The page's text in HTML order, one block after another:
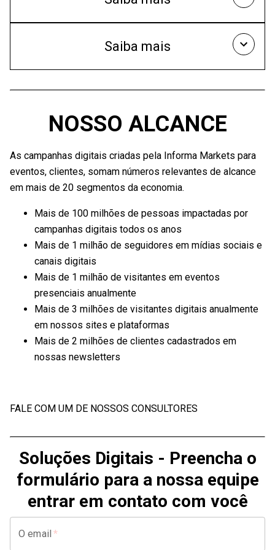
Além disso, com a campanha de banners eanúncios
bastante ampla, vamos garantir muita visibilidadepara os
FALE COM UM DE NOSSOS CONSULTORES
conhecer seuproduto, ou serviço.
FALE COM UM DE NOSSOS CONSULTORES
Saiba mais
seunegócio e unirmos nossashabilidades para atenderas
FALE COM UM DE NOSSOS CONSULTORES
NOSSO ALCANCE
As campanhas digitais criadas pela Informa Markets para
eventos, clientes, somam números relevantes de alcance
em mais de 20 segmentos da economia.
Mais de 100 milhões de pessoas impactadas por
campanhas digitais todos os anos
Mais de 1 milhão de seguidores em mídias sociais e
canais digitais
Mais de 1 milhão de visitantes em eventos
presenciais anualmente
Mais de 3 milhões de visitantes digitais anualmente
em nossos sites e plataformas
Mais de 2 milhões de clientes cadastrados em
nossas newsletters
FALE COM UM DE NOSSOS CONSULTORES
Soluções Digitais - Preencha o
formulário para a nossa equipe
entrar em contato com você
O email *